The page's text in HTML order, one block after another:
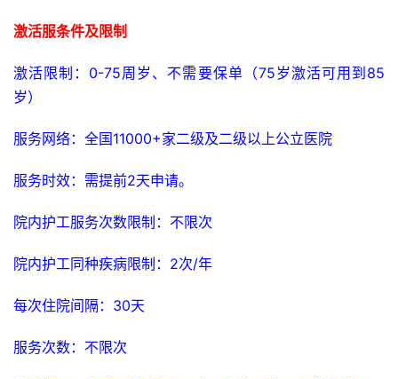
激活服条件及限制
激活限制：0-75周岁、不需要保单（75岁激活可用到85
岁）
服务网络：全国11000+家二级及二级以上公立医院
服务时效：需提前2天申请。
院内护工服务次数限制：不限次
院内护工同种疾病限制：2次/年
每次住院间隔：30天
服务次数：不限次